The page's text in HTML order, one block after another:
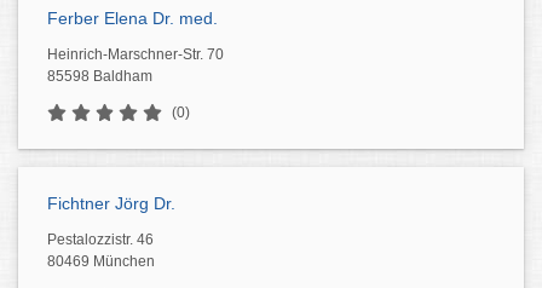
Ferber Elena Dr. med.
Heinrich-Marschner-Str. 70
85598 Baldham
(0)
Fichtner Jörg Dr.
Pestalozzistr. 46
80469 München